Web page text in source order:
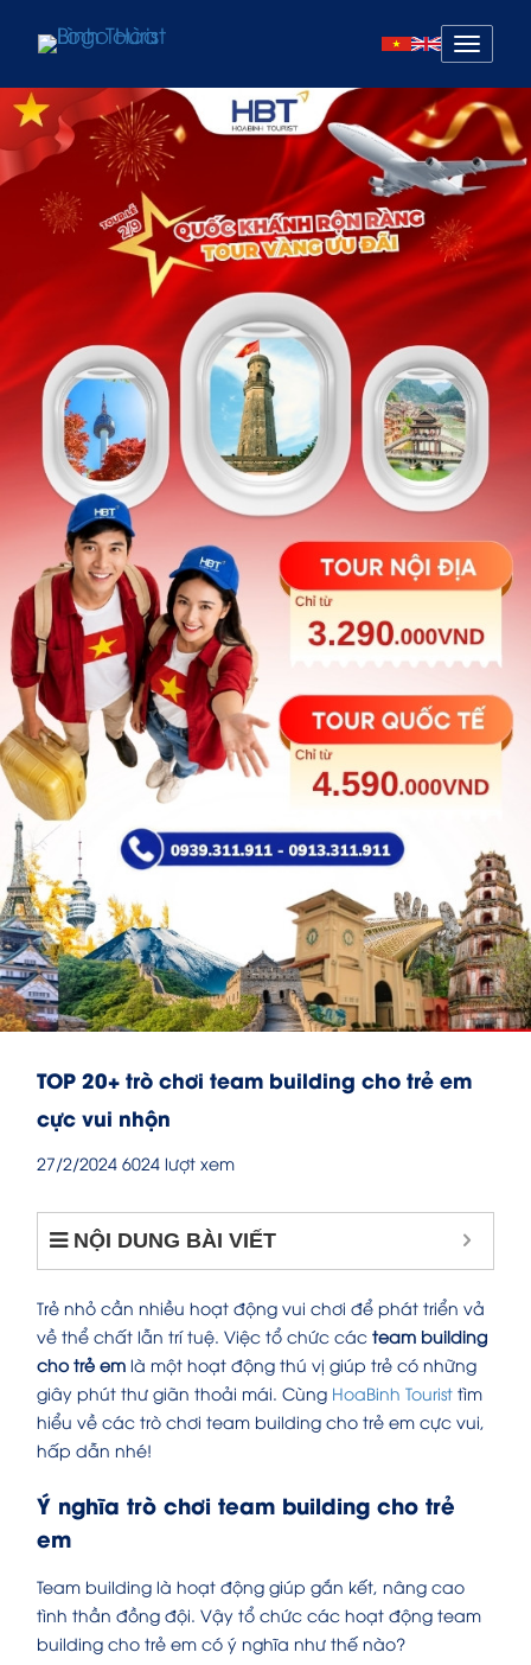
Mở
menu
TOP 20+ trò chơi team building cho trẻ em
cực vui nhộn
27/2/2024 6024 lượt xem
NỘI DUNG BÀI VIẾT
Trẻ nhỏ cần nhiều hoạt động vui chơi để phát triển vả
về thể chất lẫn trí tuệ. Việc tổ chức các team building
cho trẻ em là một hoạt động thú vị giúp trẻ có những
giây phút thư giãn thoải mái. Cùng HoaBinh Tourist tìm
hiểu về các trò chơi team building cho trẻ em cực vui,
hấp dẫn nhé!
Ý nghĩa trò chơi team building cho trẻ
em
Team building là hoạt động giúp gắn kết, nâng cao
tình thần đồng đội. Vậy tổ chức các hoạt động team
building cho trẻ em có ý nghĩa như thế nào?